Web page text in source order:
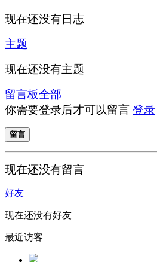
现在还没有日志
主题
现在还没有主题
留言板全部
你需要登录后才可以留言 登录
留言
现在还没有留言
好友
现在还没有好友
最近访客